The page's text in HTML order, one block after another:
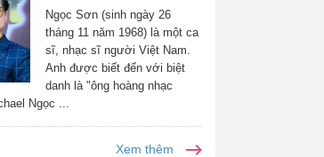
Ngọc Sơn (sinh ngày 26
tháng 11 năm 1968) là một ca
sĩ, nhạc sĩ người Việt Nam.
Anh được biết đến với biệt
danh là "ông hoàng nhạc
Ngọc ...
Xem thêm